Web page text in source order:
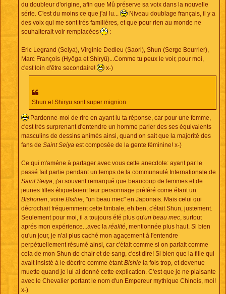
du doubleur d'origine, afin que Mû préserve sa voix dans la nouvelle
série. C'est du moins ce que j'ai lu...
Niveau doublage français, il y a
des voix qui me sont trés familières, et que pour rien au monde ne
souhaiterait voir remplacées
:
Eric Legrand (Seiya), Virginie Dedieu (Saori), Shun (Serge Bourrier),
Marc François (Hyôga et Shiryû)...Comme tu peux le voir, pour moi,
c'est loin d'être secondaire!
x-)
Shun et Shiryu sont super mignion
Pardonne-moi de rire en ayant lu ta réponse, car pour une femme,
c'est trés surprenant d'entendre un homme parler des ses équivalents
masculins de dessins animés ainsi, quand on sait que la majorité des
fans de Saint Seiya est composée de la gente féminine! x-)
Ce qui m'améne à partager avec vous cette anecdote: ayant par le
passé fait partie pendant un temps de la communauté Internationale de
Saint Seiya , j'ai souvent remarqué que beaucoup de femmes et de
jeunes filles étiquetaient leur personnage préféré come étant un
Bishonen , voire Bishie , "un beau mec" en Japonais. Mais celui qui
décrochait fréquemment cette timbale, eh ben, c'était Shun, justement.
Seulement pour moi, il a toujours été plus qu'un beau mec , surtout
aprés mon expérience...avec la réalité , mentionnée plus haut. Si bien
qu'un jour, je n'ai plus caché mon agaçement à l'entendre
perpétuellement résumé ainsi, car c'était comme si on parlait comme
cela de mon Shun de chair et de sang, c'est dire! Si bien que la fille qui
avait insisté à le décrire comme étant Bishie la fois trop, et devenue
muette quand je lui ai donné cette explication. C'est que je ne plaisante
avec le Chevalier portant le nom d'un Empereur mythique Chinois, moi!
x-)